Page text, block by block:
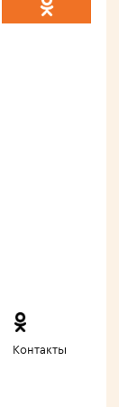
Контакты